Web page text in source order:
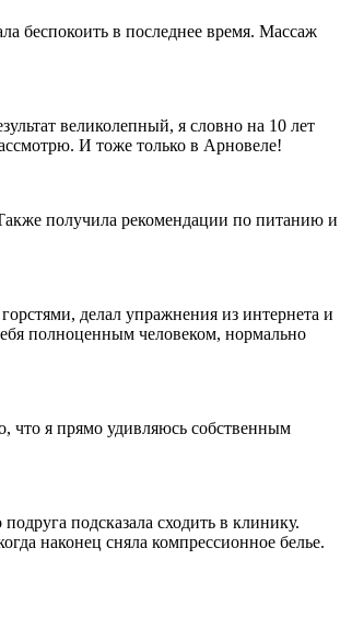
беспокоить в последнее время. Массаж
великолепный, я словно на 10 лет
И тоже только в Арновеле!
получила рекомендации по питанию и
делал упражнения из интернета и
полноценным человеком, нормально
что я прямо удивляюсь собственным
подсказала сходить в клинику.
наконец сняла компрессионное белье.